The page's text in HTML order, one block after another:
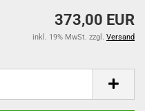
373,00 EUR
inkl. 19% MwSt. zzgl. Versand